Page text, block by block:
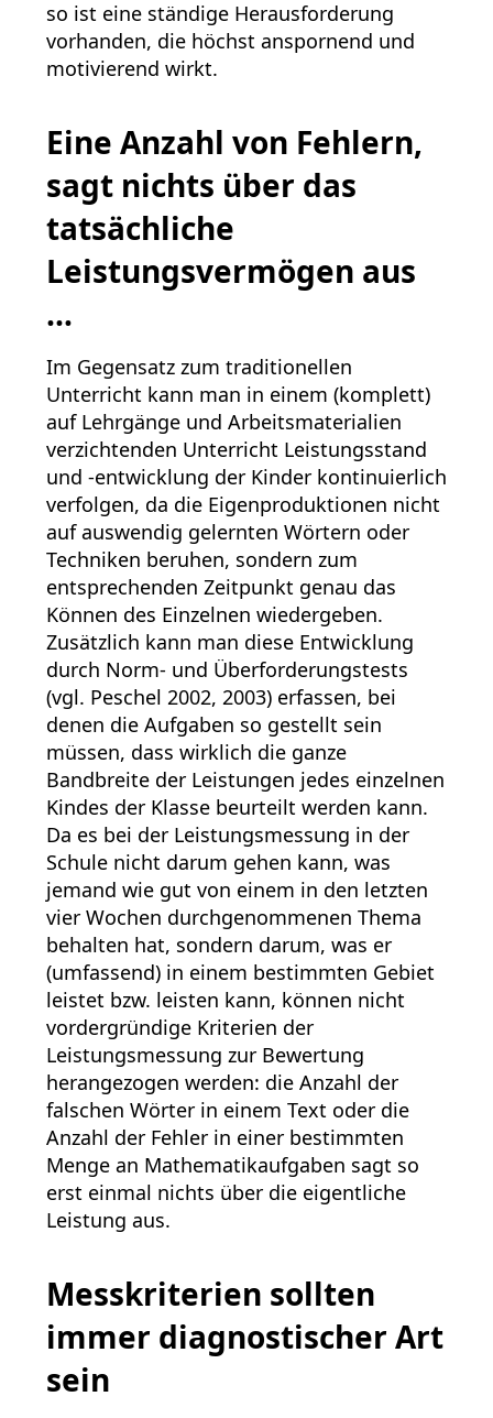
so ist eine ständige Herausforderung
vorhanden, die höchst anspornend und
motivierend wirkt.
Eine Anzahl von Fehlern,
sagt nichts über das
tatsächliche
Leistungsvermögen aus
…
Im Gegensatz zum traditionellen
Unterricht kann man in einem (komplett)
auf Lehrgänge und Arbeitsmaterialien
verzichtenden Unterricht Leistungsstand
und -entwicklung der Kinder kontinuierlich
verfolgen, da die Eigenproduktionen nicht
auf auswendig gelernten Wörtern oder
Techniken beruhen, sondern zum
entsprechenden Zeitpunkt genau das
Können des Einzelnen wiedergeben.
Zusätzlich kann man diese Entwicklung
durch Norm- und Überforderungstests
(vgl. Peschel 2002, 2003) erfassen, bei
denen die Aufgaben so gestellt sein
müssen, dass wirklich die ganze
Bandbreite der Leistungen jedes einzelnen
Kindes der Klasse beurteilt werden kann.
Da es bei der Leistungsmessung in der
Schule nicht darum gehen kann, was
jemand wie gut von einem in den letzten
vier Wochen durchgenommenen Thema
behalten hat, sondern darum, was er
(umfassend) in einem bestimmten Gebiet
leistet bzw. leisten kann, können nicht
vordergründige Kriterien der
Leistungsmessung zur Bewertung
herangezogen werden: die Anzahl der
falschen Wörter in einem Text oder die
Anzahl der Fehler in einer bestimmten
Menge an Mathematikaufgaben sagt so
erst einmal nichts über die eigentliche
Leistung aus.
Messkriterien sollten
immer diagnostischer Art
sein